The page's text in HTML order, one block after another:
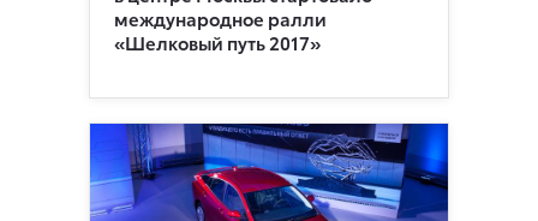
международное ралли
«Шелковый путь 2017»